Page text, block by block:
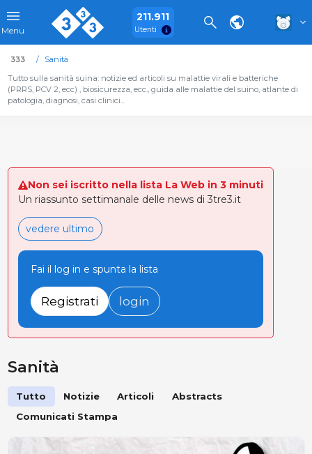
Menu
211.911
Utenti
333
Sanità
Tutto sulla sanità suina: notizie ed articoli su malattie virali e batteriche
(PRRS, PCV 2, ecc) , biosicurezza, ecc., guida alle malattie del suino, atlante di
patologia, diagnosi, casi clinici...
Non sei iscritto nella lista La Web in 3 minuti
Un riassunto settimanale delle news di 3tre3.it
vedere ultimo
Fai il log in e spunta la lista
Registrati login
Sanità
Tutto Notizie Articoli
Abstracts
Comunicati Stampa